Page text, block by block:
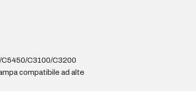
C3100/C3200
compatibile ad alte